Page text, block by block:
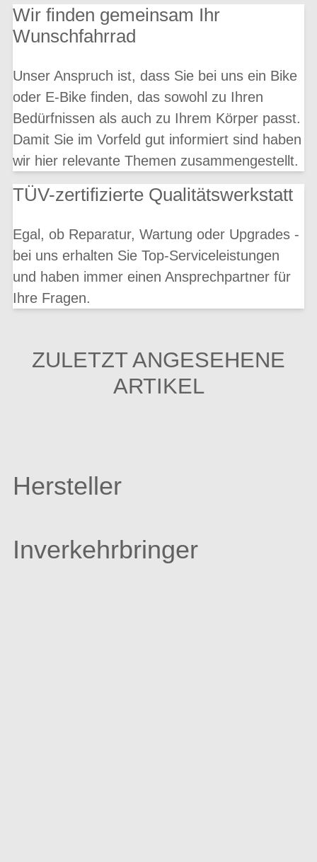
Wir finden gemeinsam Ihr
Wunschfahrrad
Unser Anspruch ist, dass Sie bei uns ein Bike
oder E-Bike finden, das sowohl zu Ihren
Bedürfnissen als auch zu Ihrem Körper passt.
Damit Sie im Vorfeld gut informiert sind haben
wir hier relevante Themen zusammengestellt.
TÜV-zertifizierte Qualitätswerkstatt
Egal, ob Reparatur, Wartung oder Upgrades -
bei uns erhalten Sie Top-Serviceleistungen
und haben immer einen Ansprechpartner für
Ihre Fragen.
ZULETZT ANGESEHENE
ARTIKEL
Hersteller
Inverkehrbringer